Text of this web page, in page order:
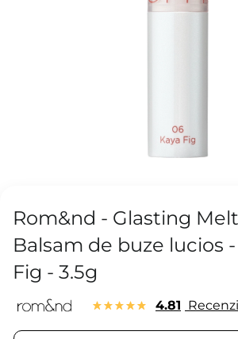
Rom&nd - Glasting
Balsam de buze lucios
Fig - 3.5g
4.81